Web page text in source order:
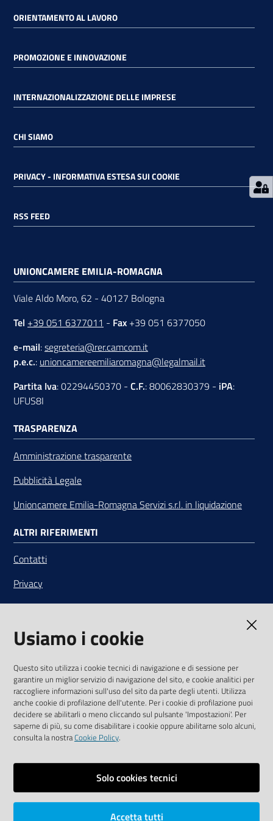
RSS
su
ORIENTAMENTO AL LAVORO
PROMOZIONE E INNOVAZIONE
INTERNAZIONALIZZAZIONE DELLE IMPRESE
CHI SIAMO
PRIVACY - INFORMATIVA ESTESA SUI COOKIE
RSS FEED
UNIONCAMERE EMILIA-ROMAGNA
Viale Aldo Moro, 62 - 40127 Bologna
Tel +39 051 6377011 - Fax +39 051 6377050
e-mail:segreteria@rer.camcom.it
p.e.c.: unioncamereemiliaromagna@legalmail.it
Partita Iva: 02294450370 - C.F.: 80062830379 - iPA:
UFUS8I
TRASPARENZA
Amministrazione trasparente
Pubblicità Legale
Unioncamere Emilia-Romagna Servizi s.r.l. in liquidazione
ALTRI RIFERIMENTI
Contatti
Privacy
Note legali
Media Policy
SEGUICI SU
YoutubeTwitterLinkedinFacebookInstagram
Vai alla pagina
Area riservata
Usiamo i cookie
Questo sito utilizza i cookie tecnici di navigazione e di sessione per
garantire un miglior servizio di navigazione del sito, e cookie analitici per
raccogliere informazioni sull'uso del sito da parte degli utenti. Utilizza
anche cookie di profilazione dell'utente. Per i cookie di profilazione puoi
decidere se abilitarli o meno cliccando sul pulsante 'Impostazioni'. Per
saperne di più, su come disabilitare i cookie oppure abilitarne solo alcuni,
consulta la nostraCookie Policy.
Solo cookies tecnici
Accetta tutti